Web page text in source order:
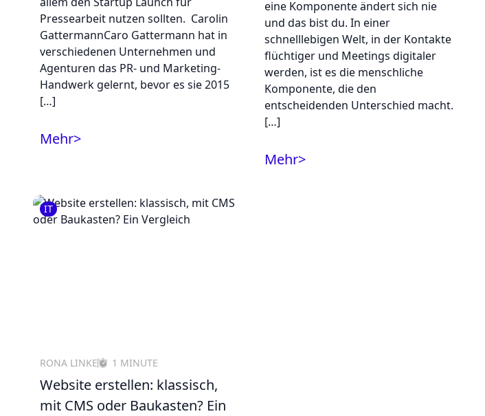
Pressearbeit nutzen sollten. Carolin
GattermannCaro Gattermann hat in
verschiedenen Unternehmen und
Agenturen das PR- und Marketing-
Handwerk gelernt, bevor es sie 2015
[…]
Mehr>
IT
RONA LINKE 1 MINUTE
Website erstellen: klassisch,
mit CMS oder Baukasten? Ein
eine Komponente ändert sich nie
und das bist du. In einer
schnelllebigen Welt, in der Kontakte
flüchtiger und Meetings digitaler
werden, ist es die menschliche
Komponente, die den
entscheidenden Unterschied macht.
[…]
Mehr>